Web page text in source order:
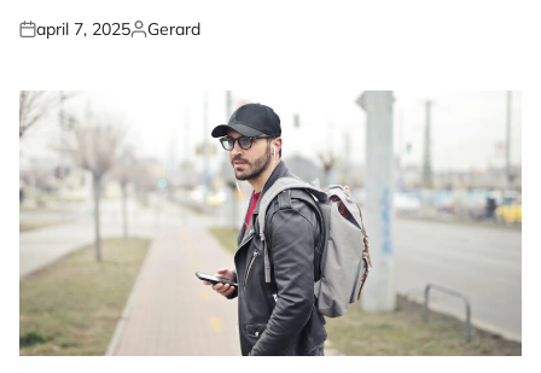
Geplaatst
april 7, 2025Geplaatst
Gerard